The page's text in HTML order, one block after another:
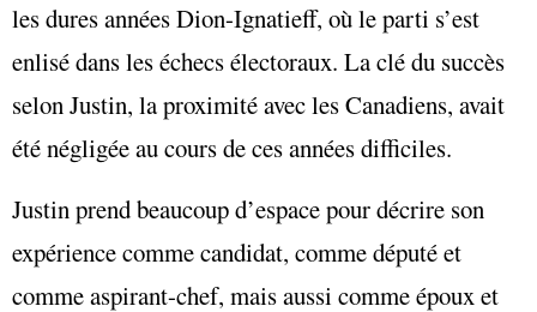
les dures années Dion-Ignatieff, où le parti s’est
enlisé dans les échecs électoraux. La clé du succès
selon Justin, la proximité avec les Canadiens, avait
été négligée au cours de ces années difficiles.
Justin prend beaucoup d’espace pour décrire son
expérience comme candidat, comme député et
comme aspirant-chef, mais aussi comme époux et